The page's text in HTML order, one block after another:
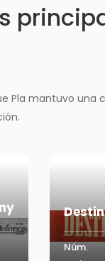
Pla mantuvo
Núm.